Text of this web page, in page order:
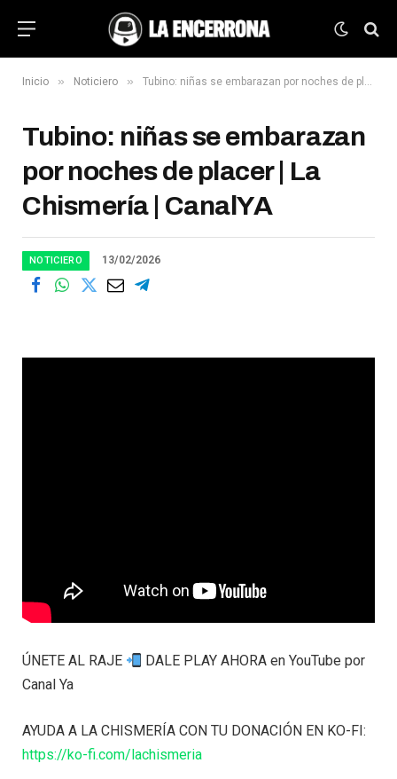
Inicio » Noticiero » Tubino: niñas se embarazan por noches de placer | La Chismería | CanalYA
Tubino: niñas se embarazan
por noches de placer | La
Chismería | CanalYA
NOTICIERO 13/02/2026
ÚNETE AL RAJE
DALE PLAY AHORA en YouTube por
Canal Ya
AYUDA A LA CHISMERÍA CON TU DONACIÓN EN KO-FI:
https://ko-fi.com/lachismeria